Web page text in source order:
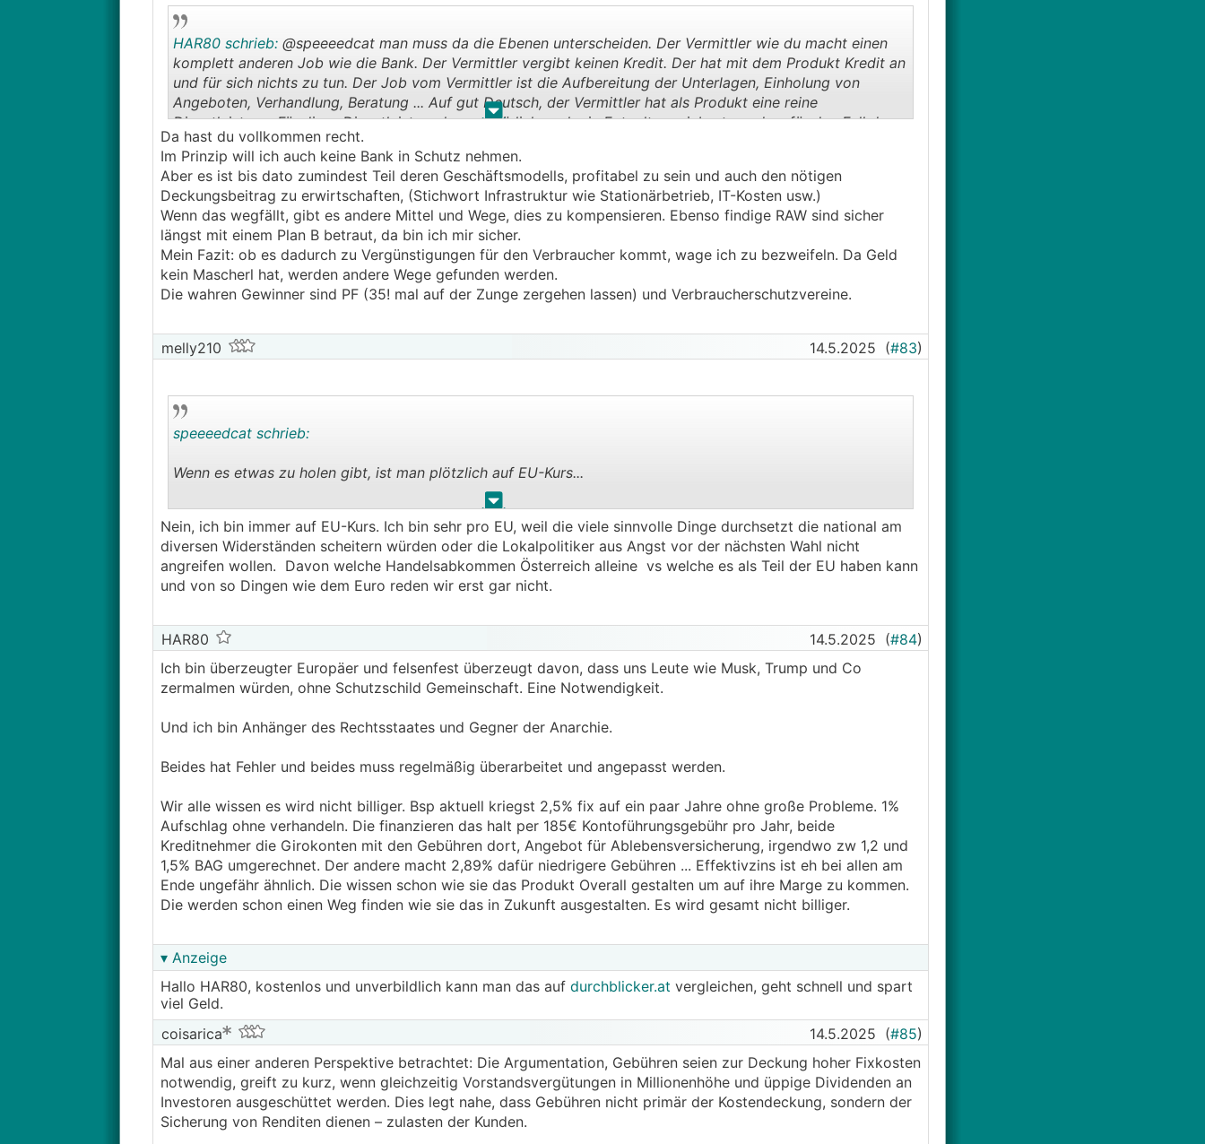
Aus rechtlicher Sicht gibt es daher keine Grundlage für eine Refundierung.
Was haltet ihr davon? Ist recht einseitig dargestellt, nicht?
. .
HAR80 schrieb:@speeeedcat man muss da die Ebenen unterscheiden. Der Vermittler wie du macht einen
komplett anderen Job wie die Bank. Der Vermittler vergibt keinen Kredit. Der hat mit dem Produkt Kredit an
und für sich nichts zu tun. Der Job vom Vermittler ist die Aufbereitung der Unterlagen, Einholung von
Angeboten, Verhandlung, Beratung ... Auf gut Deutsch, der Vermittler hat als Produkt eine reine
Dienstleistung. Für diese Dienstleistung kann natürlich auch ein Entgelt vereinbart werden, für den Fall dass
es zu keinem positiven Abschluss kommen sollte.
Da hast du vollkommen recht.
Im Prinzip will ich auch keine Bank in Schutz nehmen.
Aber es ist bis dato zumindest Teil deren Geschäftsmodells, profitabel zu sein und auch den nötigen
Deckungsbeitrag zu erwirtschaften, (Stichwort Infrastruktur wie Stationärbetrieb, IT-Kosten usw.)
Wenn das wegfällt, gibt es andere Mittel und Wege, dies zu kompensieren. Ebenso findige RAW sind sicher
längst mit einem Plan B betraut, da bin ich mir sicher.
Mein Fazit: ob es dadurch zu Vergünstigungen für den Verbraucher kommt, wage ich zu bezweifeln. Da Geld
kein Mascherl hat, werden andere Wege gefunden werden.
Die wahren Gewinner sind PF (35! mal auf der Zunge zergehen lassen) und Verbraucherschutzvereine.
melly210 14.5.2025 (#83)
. .
speeeedcat schrieb:
Wenn es etwas zu holen gibt, ist man plötzlich auf EU-Kurs...
──────..
melly210 schrieb: @speedcat das ändert trotzdem nichts an der Gültigkeit von OGH-Urteilen, in Zweifel
ziehen hat da nichts verloren.
───────────────
Nein, ich bin immer auf EU-Kurs. Ich bin sehr pro EU, weil die viele sinnvolle Dinge durchsetzt die national am
diversen Widerständen scheitern würden oder die Lokalpolitiker aus Angst vor der nächsten Wahl nicht
angreifen wollen. Davon welche Handelsabkommen Österreich alleine vs welche es als Teil der EU haben kann
und von so Dingen wie dem Euro reden wir erst gar nicht.
HAR80 14.5.2025 (#84)
Ich bin überzeugter Europäer und felsenfest überzeugt davon, dass uns Leute wie Musk, Trump und Co
zermalmen würden, ohne Schutzschild Gemeinschaft. Eine Notwendigkeit.
Und ich bin Anhänger des Rechtsstaates und Gegner der Anarchie.
Beides hat Fehler und beides muss regelmäßig überarbeitet und angepasst werden.
Wir alle wissen es wird nicht billiger. Bsp aktuell kriegst 2,5% fix auf ein paar Jahre ohne große Probleme. 1%
Aufschlag ohne verhandeln. Die finanzieren das halt per 185€ Kontoführungsgebühr pro Jahr, beide
Kreditnehmer die Girokonten mit den Gebühren dort, Angebot für Ablebensversicherung, irgendwo zw 1,2 und
1,5% BAG umgerechnet. Der andere macht 2,89% dafür niedrigere Gebühren ... Effektivzins ist eh bei allen am
Ende ungefähr ähnlich. Die wissen schon wie sie das Produkt Overall gestalten um auf ihre Marge zu kommen.
Die werden schon einen Weg finden wie sie das in Zukunft ausgestalten. Es wird gesamt nicht billiger.
▾ Anzeige
Hallo HAR80, kostenlos und unverbildlich kann man das auf durchblicker.at vergleichen, geht schnell und spart
viel Geld.
coisarica
14.5.2025 (#85)
Mal aus einer anderen Perspektive betrachtet: Die Argumentation, Gebühren seien zur Deckung hoher Fixkosten
notwendig, greift zu kurz, wenn gleichzeitig Vorstandsvergütungen in Millionenhöhe und üppige Dividenden an
Investoren ausgeschüttet werden. Dies legt nahe, dass Gebühren nicht primär der Kostendeckung, sondern der
Sicherung von Renditen dienen – zulasten der Kunden.